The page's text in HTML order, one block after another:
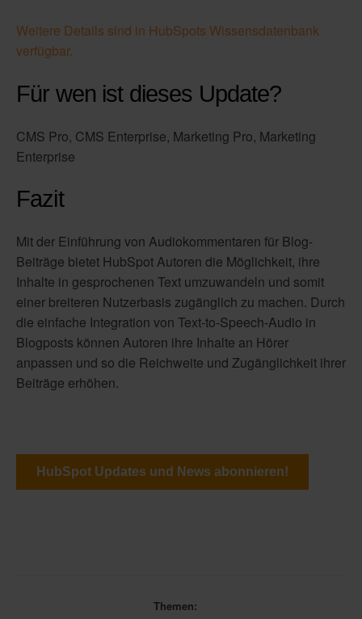
Weitere Details sind in HubSpots Wissensdatenbank
verfügbar.
Für wen ist dieses Update?
CMS Pro, CMS Enterprise, Marketing Pro, Marketing
Enterprise
Fazit
Mit der Einführung von Audiokommentaren für Blog-
Beiträge bietet HubSpot Autoren die Möglichkeit, ihre
Inhalte in gesprochenen Text umzuwandeln und somit
einer breiteren Nutzerbasis zugänglich zu machen. Durch
die einfache Integration von Text-to-Speech-Audio in
Blogposts können Autoren ihre Inhalte an Hörer
anpassen und so die Reichweite und Zugänglichkeit ihrer
Beiträge erhöhen.
HubSpot Updates und News abonnieren!
Themen: